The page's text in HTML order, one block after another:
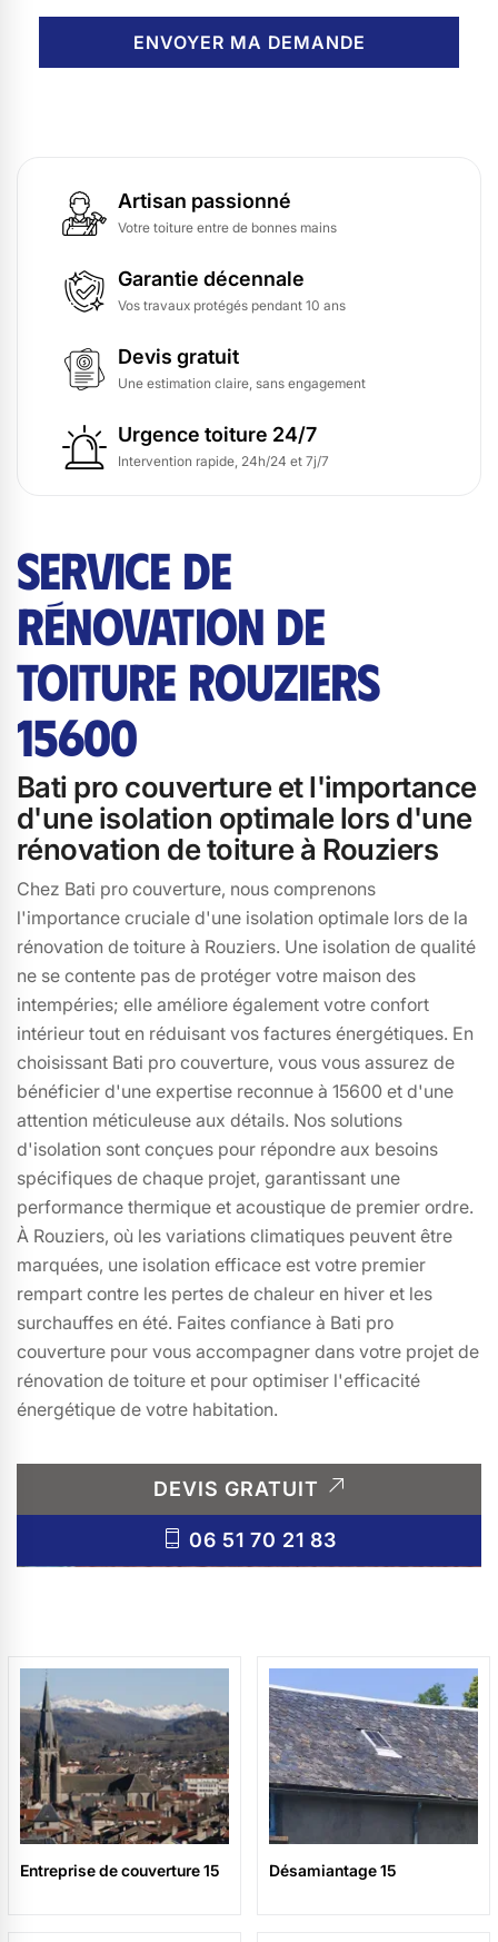
Artisan passionné
Votre toiture entre de bonnes mains
Garantie décennale
Vos travaux protégés pendant 10 ans
Devis gratuit
Une estimation claire, sans engagement
Urgence toiture 24/7
Intervention rapide, 24h/24 et 7j/7
SERVICE DE
RÉNOVATION DE
TOITURE ROUZIERS
15600
Bati pro couverture et l'importance
d'une isolation optimale lors d'une
rénovation de toiture à Rouziers
Chez Bati pro couverture, nous comprenons
l'importance cruciale d'une isolation optimale lors de la
rénovation de toiture à Rouziers. Une isolation de qualité
ne se contente pas de protéger votre maison des
intempéries; elle améliore également votre confort
intérieur tout en réduisant vos factures énergétiques. En
choisissant Bati pro couverture, vous vous assurez de
bénéficier d'une expertise reconnue à 15600 et d'une
attention méticuleuse aux détails. Nos solutions
d'isolation sont conçues pour répondre aux besoins
spécifiques de chaque projet, garantissant une
performance thermique et acoustique de premier ordre.
À Rouziers, où les variations climatiques peuvent être
marquées, une isolation efficace est votre premier
rempart contre les pertes de chaleur en hiver et les
surchauffes en été. Faites confiance à Bati pro
couverture pour vous accompagner dans votre projet de
rénovation de toiture et pour optimiser l'efficacité
énergétique de votre habitation.
DEVIS GRATUIT
06 51 70 21 83
Entreprise de couverture 15 Désamiantage 15